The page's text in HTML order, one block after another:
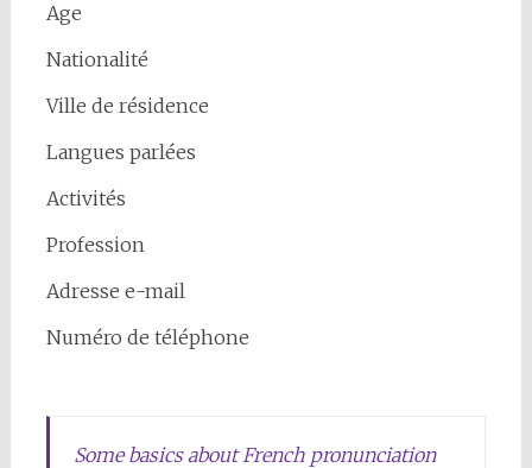
Age
Nationalité
Ville de résidence
Langues parlées
Activités
Profession
Adresse e-mail
Numéro de téléphone
Some basics about French pronunciation